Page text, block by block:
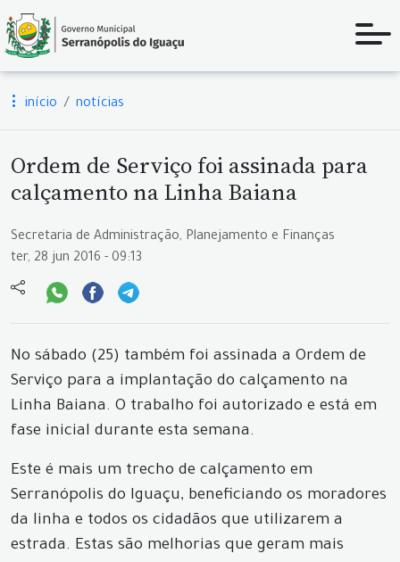
início notícias
Ordem de Serviço foi assinada para
calçamento na Linha Baiana
Secretaria de Administração, Planejamento e Finanças
ter, 28 jun 2016 - 09:13
No sábado (25) também foi assinada a Ordem de
Serviço para a implantação do calçamento na
Linha Baiana. O trabalho foi autorizado e está em
fase inicial durante esta semana.
Este é mais um trecho de calçamento em
Serranópolis do Iguaçu, beneficiando os moradores
da linha e todos os cidadãos que utilizarem a
estrada. Estas são melhorias que geram mais